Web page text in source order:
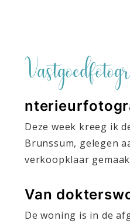
Deze week kreeg ik
Brunssum, gelegen
verkoopklaar
Van
De woning is in de